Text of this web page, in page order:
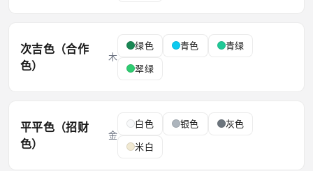
次吉色（合作
色）
木
绿色 青色
青绿
翠绿
平平色（招财
色）
金
白色 银色
灰色
米白